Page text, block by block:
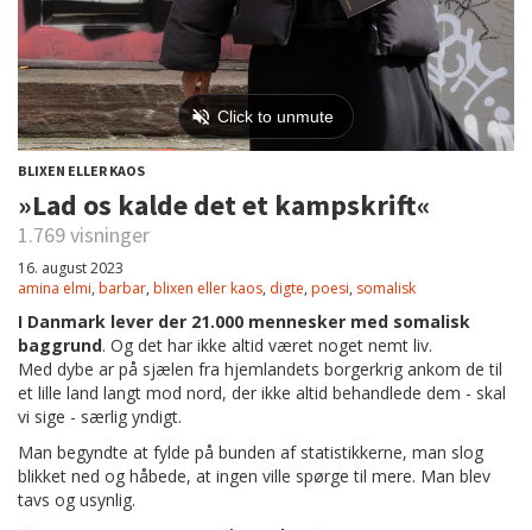
BLIXEN ELLER KAOS
»Lad os kalde det et kampskrift«
1.769 visninger
16. august 2023
amina elmi, barbar, blixen eller kaos, digte, poesi, somalisk
I Danmark lever der 21.000 mennesker med somalisk
baggrund. Og det har ikke altid været noget nemt liv.
Med dybe ar på sjælen fra hjemlandets borgerkrig ankom de til
et lille land langt mod nord, der ikke altid behandlede dem - skal
vi sige - særlig yndigt.
Man begyndte at fylde på bunden af statistikkerne, man slog
blikket ned og håbede, at ingen ville spørge til mere. Man blev
tavs og usynlig.